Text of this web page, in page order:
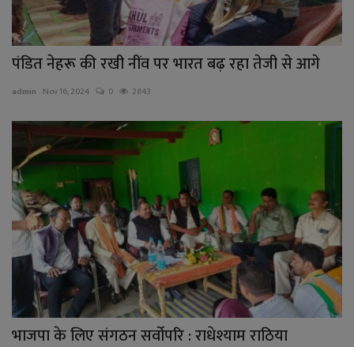
पंडित नेहरू की रखी नींव पर भारत बढ़ रहा तेजी से आगे
admin Nov 16, 2024 0 2843
भाजपा के लिए संगठन सर्वोपरि : राधेश्याम राठिया